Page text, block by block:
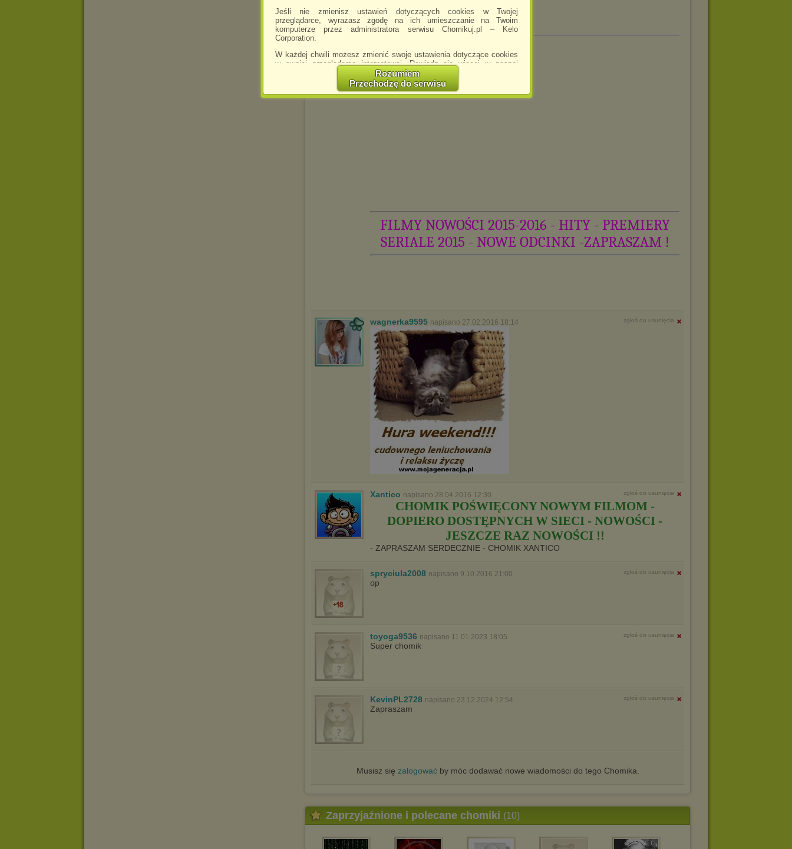
Jeśli nie zmienisz ustawień dotyczących cookies w Twojej
przeglądarce, wyrażasz zgodę na ich umieszczanie na Twoim
komputerze przez administratora serwisu Chomikuj.pl – Kelo
Corporation.
W każdej chwili możesz zmienić swoje ustawienia dotyczące cookies
w swojej przeglądarce internetowej. Dowiedz się więcej w naszej
http://chomikuj.pl/PolitykaPrywatnosci.aspx
Jednocześnie informujemy że zmiana ustawień przeglądarki może
spowodować ograniczenie korzystania ze strony Chomikuj.pl.
sposób uniemożliwiający przechowywanie plików cookies na
urządzeniu końcowym. Można również usunąć pliki cookies,
Rozumiem
Przechodzę do serwisu
FILMY NOWOŚCI 2015-2016 - HITY - PREMIERY
SERIALE 2015 - NOWE ODCINKI -ZAPRASZAM !
wagnerka9595 napisano 27.02.2016 18:14 zgłoś do usunięcia
Xantico napisano 28.04.2016 12:30 zgłoś do usunięcia
CHOMIK POŚWIĘCONY NOWYM FILMOM -
DOPIERO DOSTĘPNYCH W SIECI - NOWOŚCI -
JESZCZE RAZ NOWOŚCI !!
- ZAPRASZAM SERDECZNIE - CHOMIK XANTICO
spryciula2008 napisano 9.10.2016 21:00 zgłoś do usunięcia
op
toyoga9536 napisano 11.01.2023 18:05 zgłoś do usunięcia
Super chomik
KevinPL2728 napisano 23.12.2024 12:54 zgłoś do usunięcia
Zapraszam
Musisz się zalogowaćby móc dodawać nowe wiadomości do tego Chomika.
Zaprzyjaźnione i polecane chomiki (10)